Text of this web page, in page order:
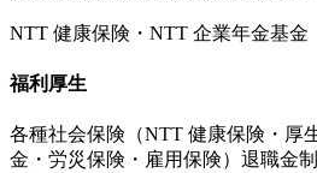
NTT 健康保険・NTT 企業年金基金
福利厚生
各種社会保険（NTT 健康保険・厚
金・労災保険・雇用保険）退職金